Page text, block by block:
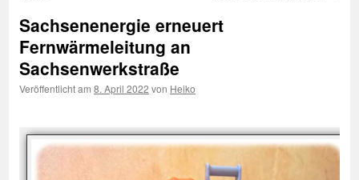
Sachsenenergie erneuert
Fernwärmeleitung an
Sachsenwerkstraße
Veröffentlicht am 8. April 2022 von Heiko